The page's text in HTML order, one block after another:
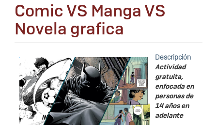
Comic VS Manga VS
Novela grafica
Descripción
Actividad
gratuita,
enfocada en
personas de
14 años en
adelante